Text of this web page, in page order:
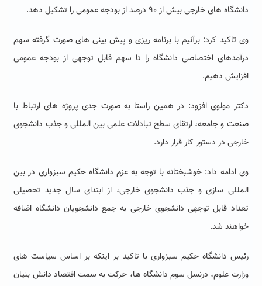
دانشگاه های خارجی بیش از ۹۰ درصد از بودجه عمومی را تشکیل دهد.
وی تاکید کرد: برآنیم با برنامه ریزی و پیش بینی های صورت گرفته سهم
درآمدهای اختصاصی دانشگاه را تا سهم قابل توجهی از بودجه عمومی
افزایش دهیم.
دکتر مولوی افزود: در همین راستا به صورت جدی پروژه های ارتباط با
صنعت و جامعه، ارتقای سطح تبادلات علمی بین المللی و جذب دانشجوی
خارجی در دستور کار قرار دارد.
وی ادامه داد: خوشبختانه با توجه به عزم دانشگاه حکیم سبزواری در بین
المللی سازی و جذب دانشجوی خارجی، از ابتدای سال جدید تحصیلی
تعداد قابل توجهی دانشجوی خارجی به جمع دانشجویان دانشگاه اضافه
خواهند شد.
رئیس دانشگاه حکیم سبزواری با تاکید بر اینکه بر اساس سیاست های
وزارت علوم، درنسل سوم دانشگاه ها، حرکت به سمت اقتصاد دانش بنیان